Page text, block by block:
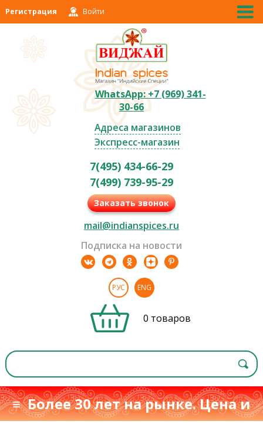
Регистрация Войти
WhatsApp: +7 (969) 341-
30-66
Адреса магазинов
Экспресс-магазин
7(495) 434-66-29
7(499) 739-95-29
Заказать звонок
mail@indianspices.ru
Подписка на новости
РУС ENG
0 товаров
≡ Более 30 лет на рынке. Цена и